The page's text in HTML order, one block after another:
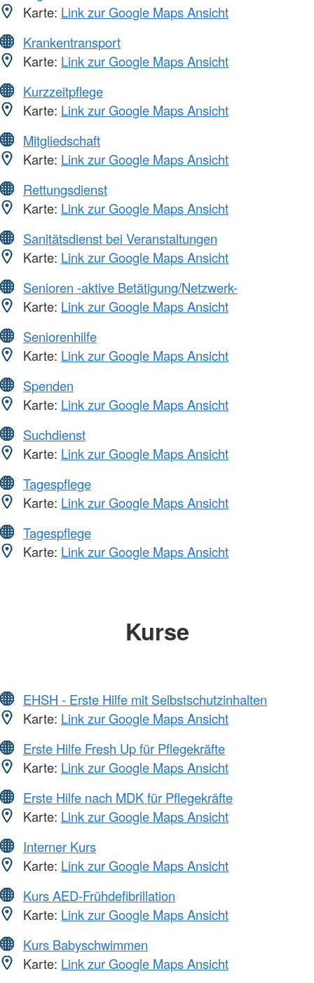
Karte: Link zur Google Maps Ansicht
Krankentransport
Karte: Link zur Google Maps Ansicht
Kurzzeitpflege
Karte: Link zur Google Maps Ansicht
Mitgliedschaft
Karte: Link zur Google Maps Ansicht
Rettungsdienst
Karte: Link zur Google Maps Ansicht
Sanitätsdienst bei Veranstaltungen
Karte: Link zur Google Maps Ansicht
Senioren -aktive Betätigung/Netzwerk-
Karte: Link zur Google Maps Ansicht
Seniorenhilfe
Karte: Link zur Google Maps Ansicht
Spenden
Karte: Link zur Google Maps Ansicht
Suchdienst
Karte: Link zur Google Maps Ansicht
Tagespflege
Karte: Link zur Google Maps Ansicht
Tagespflege
Karte: Link zur Google Maps Ansicht
Kurse
EHSH - Erste Hilfe mit Selbstschutzinhalten
Karte: Link zur Google Maps Ansicht
Erste Hilfe Fresh Up für Pflegekräfte
Karte: Link zur Google Maps Ansicht
Erste Hilfe nach MDK für Pflegekräfte
Karte: Link zur Google Maps Ansicht
Interner Kurs
Karte: Link zur Google Maps Ansicht
Kurs AED-Frühdefibrillation
Karte: Link zur Google Maps Ansicht
Kurs Babyschwimmen
Karte: Link zur Google Maps Ansicht